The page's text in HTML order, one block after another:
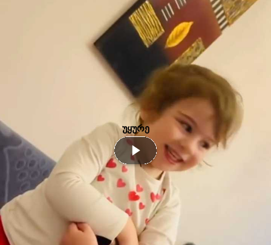
უყურე